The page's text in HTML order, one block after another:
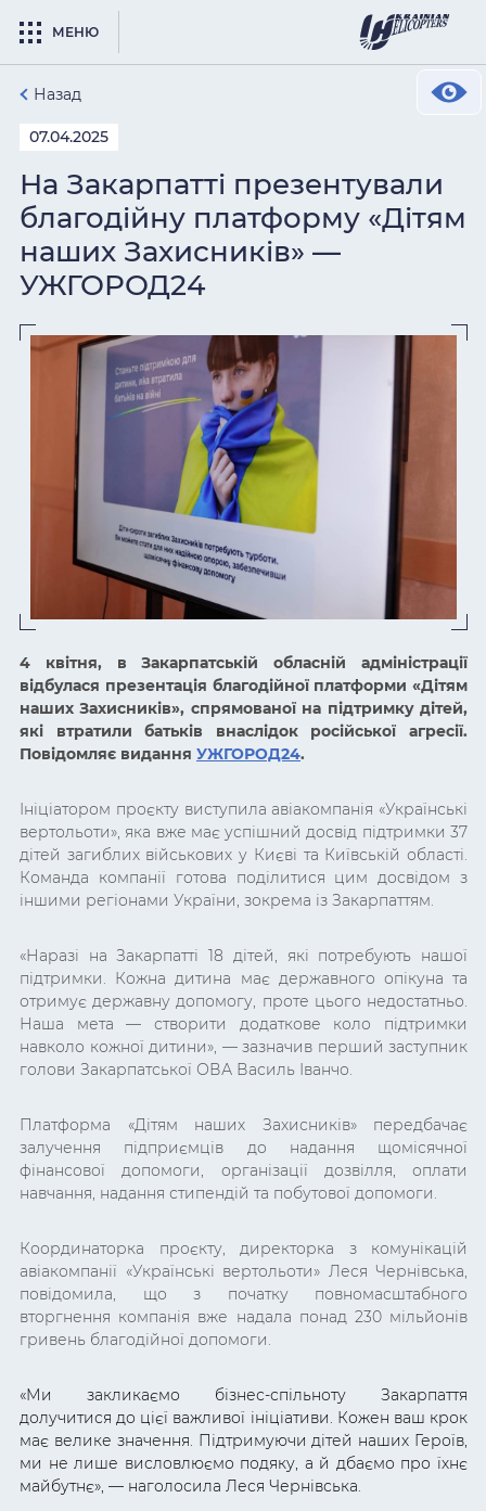
МЕНЮ
Назад
07.04.2025
На Закарпатті презентували
благодійну платформу «Дітям
наших Захисників» —
УЖГОРОД24
4 квітня, в Закарпатській обласній адміністрації
відбулася презентація благодійної платформи «Дітям
наших Захисників», спрямованої на підтримку дітей,
які втратили батьків внаслідок російської агресії.
Повідомляє видання УЖГОРОД24.
Ініціатором проєкту виступила авіакомпанія «Українські
вертольоти», яка вже має успішний досвід підтримки 37
дітей загиблих військових у Києві та Київській області.
Команда компанії готова поділитися цим досвідом з
іншими регіонами України, зокрема із Закарпаттям.
«Наразі на Закарпатті 18 дітей, які потребують нашої
підтримки. Кожна дитина має державного опікуна та
отримує державну допомогу, проте цього недостатньо.
Наша мета — створити додаткове коло підтримки
навколо кожної дитини», — зазначив перший заступник
голови Закарпатської ОВА Василь Іванчо.
Платформа «Дітям наших Захисників» передбачає
залучення підприємців до надання щомісячної
фінансової допомоги, організації дозвілля, оплати
навчання, надання стипендій та побутової допомоги.
Координаторка проєкту, директорка з комунікацій
авіакомпанії «Українські вертольоти» Леся Чернівська,
повідомила, що з початку повномасштабного
вторгнення компанія вже надала понад 230 мільйонів
гривень благодійної допомоги.
«Ми закликаємо бізнес-спільноту Закарпаття
долучитися до цієї важливої ініціативи. Кожен ваш крок
має велике значення. Підтримуючи дітей наших Героїв,
ми не лише висловлюємо подяку, а й дбаємо про їхнє
майбутнє», — наголосила Леся Чернівська.